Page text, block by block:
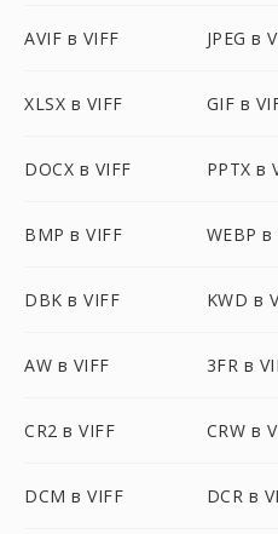
AVIF в VIFF JPEG в
XLSX в VIFF GIF в
DOCX в VIFF PPTX в
BMP в VIFF WEBP в
DBK в VIFF KWD в
AW в VIFF 3FR в
CR2 в VIFF CRW в
DCM в VIFF DCR в